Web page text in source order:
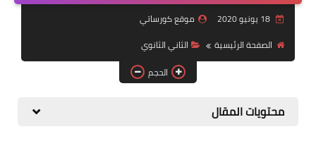
موضوعات
تربويات
تكنولوجيا
18 يونيو 2020
موقع كورساتي
الصفحة الرئيسية
الثاني الثانوي
الحجم
محتويات المقال